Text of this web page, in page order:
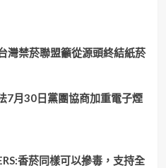
禁菸聯盟籲從源頭終結紙菸
7月30日黨團協商加重電子煙
香菸同樣可以摻毒，支持全